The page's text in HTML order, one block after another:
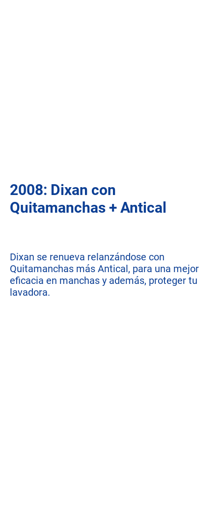
2008: Dixan con
Quitamanchas + Antical
Dixan se renueva relanzándose con
Quitamanchas más Antical, para una mejor
eficacia en manchas y además, proteger tu
lavadora.